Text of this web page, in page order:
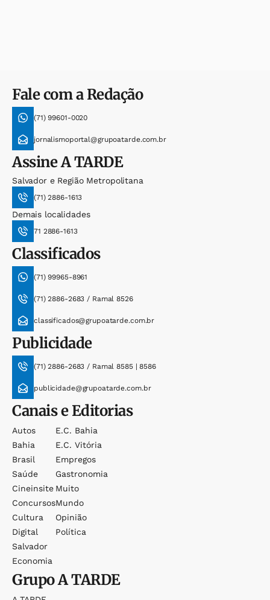
Fale com a Redação
(71) 99601-0020
jornalismoportal@grupoatarde.com.br
AssineA TARDE
Salvador e Região Metropolitana
(71) 2886-1613
Demais localidades
71 2886-1613
Classificados
(71) 99965-8961
(71) 2886-2683 / Ramal 8526
classificados@grupoatarde.com.br
Publicidade
(71) 2886-2683 / Ramal 8585 | 8586
publicidade@grupoatarde.com.br
Canais e Editorias
Autos
Bahia
Brasil
Saúde
Cineinsite
Concursos
Cultura
Digital
Salvador
Economia
E.c. Bahia
E.c. Vitória
Empregos
Gastronomia
Muito
Mundo
Opinião
Política
GrupoA TARDE